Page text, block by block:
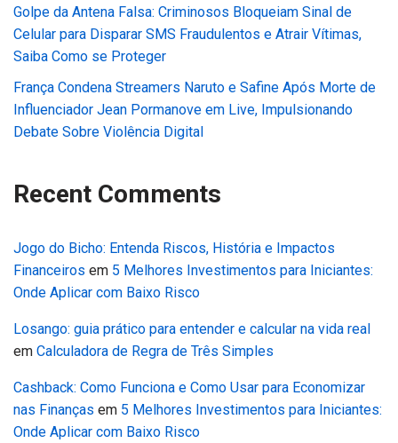
Golpe da Antena Falsa: Criminosos Bloqueiam Sinal de
Celular para Disparar SMS Fraudulentos e Atrair Vítimas,
Saiba Como se Proteger
França Condena Streamers Naruto e Safine Após Morte de
Influenciador Jean Pormanove em Live, Impulsionando
Debate Sobre Violência Digital
Recent Comments
Jogo do Bicho: Entenda Riscos, História e Impactos
Financeiros em 5 Melhores Investimentos para Iniciantes:
Onde Aplicar com Baixo Risco
Losango: guia prático para entender e calcular na vida real
em Calculadora de Regra de Três Simples
Cashback: Como Funciona e Como Usar para Economizar
nas Finanças em 5 Melhores Investimentos para Iniciantes:
Onde Aplicar com Baixo Risco